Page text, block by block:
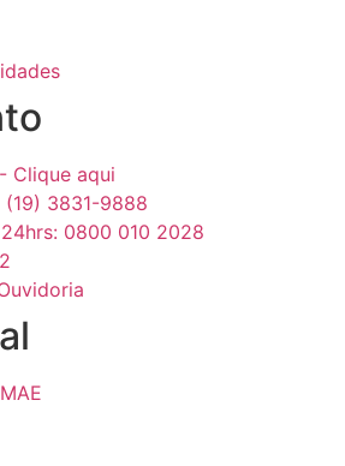
Clique aqui
3831-9888
0800 010 2028